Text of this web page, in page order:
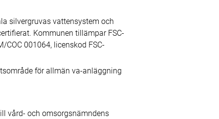
silvergruvas vattensystem och
Kommunen tillämpar FSC-
001064, licenskod FSC-
för allmän va-anläggning
vård- och omsorgsnämndens